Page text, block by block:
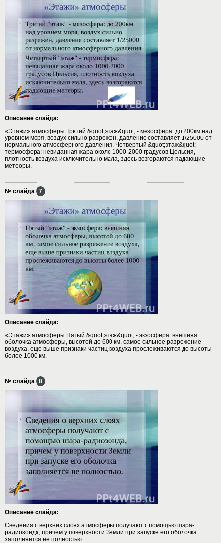
Описание слайда:
«Этажи» атмосферы Третий &quot;этаж&quot; - мезосфера: до 200км над
уровнем моря, воздух сильно разрежен, давление составляет 1/25000 от
нормального атмосферного давления. Четвертый &quot;этаж&quot; -
термосфера: невиданная жара около 1000-2000 градусов Цельсия,
плотность воздуха исключительно мала, здесь возгораются падающие
метеоры.
№ слайда 7
Описание слайда:
«Этажи» атмосферы Пятый &quot;этаж&quot; - экзосфера: внешняя
оболочка атмосферы, высотой до 600 км, самое сильное разрежение
воздуха, еще выше признаки частиц воздуха прослеживаются до высоты
более 1000 км.
№ слайда 8
Описание слайда:
Сведения о верхних слоях атмосферы получают с помощью шара-
радиозонда, причем у поверхности Земли при запуске его оболочка
заполняется не полностью.